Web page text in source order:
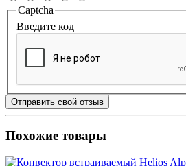
Captcha
Введите код
Отправить свой отзыв
Похожие товары